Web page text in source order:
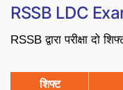
RSSB LDC
RSSB द्वारा परीक्षा दो
शिफ्ट